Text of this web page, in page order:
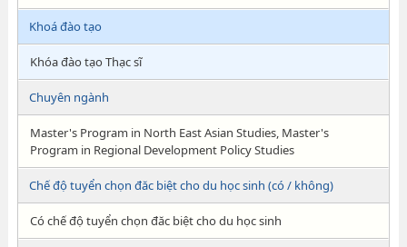
Khoá đào tạo
Khóa đào tạo Thạc sĩ
Chuyên ngành
Master's Program in North East Asian Studies, Master's
Program in Regional Development Policy Studies
Chế độ tuyển chọn đăc biệt cho du học sinh (có / không)
Có chế độ tuyển chọn đăc biệt cho du học sinh